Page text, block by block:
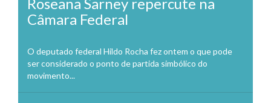
Roseana Sarney repercute na
Câmara Federal
O deputado federal Hildo Rocha fez ontem o que pode
ser considerado o ponto de partida simbólico do
movimento...